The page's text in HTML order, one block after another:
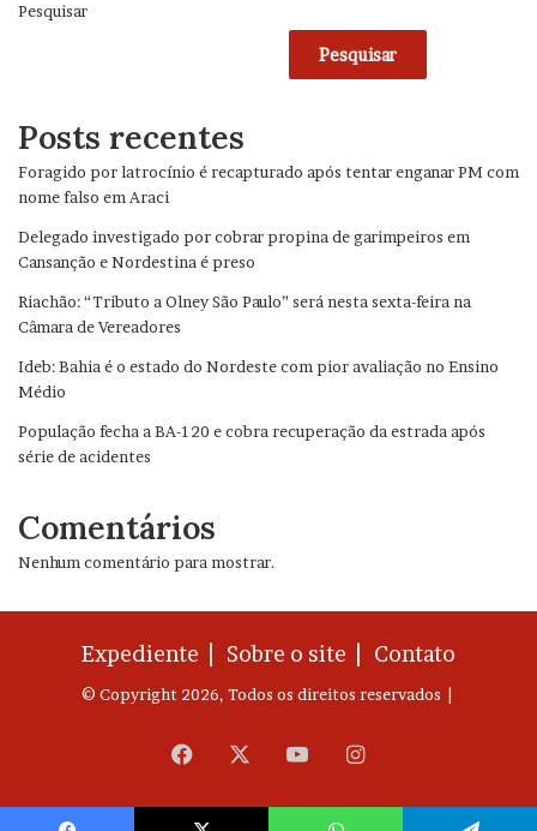
Pesquisar
Pesquisar
Posts recentes
Foragido por latrocínio é recapturado após tentar enganar PM com
nome falso em Araci
Delegado investigado por cobrar propina de garimpeiros em
Cansanção e Nordestina é preso
Riachão: “Tributo a Olney São Paulo” será nesta sexta-feira na
Câmara de Vereadores
Ideb: Bahia é o estado do Nordeste com pior avaliação no Ensino
Médio
População fecha a BA-120 e cobra recuperação da estrada após
série de acidentes
Comentários
Nenhum comentário para mostrar.
Expediente | Sobre o site | Contato
© Copyright 2026, Todos os direitos reservados |
Facebook YouTubeInstagram